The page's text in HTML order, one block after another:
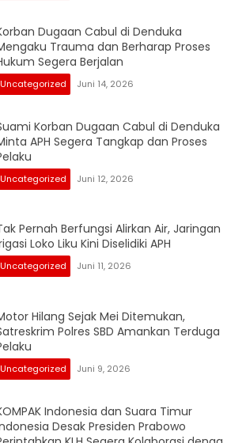
Dugaan Cabul di Denduka
Trauma dan Berharap Proses
Segera Berjalan
Uncategorized Juni 14, 2026
Korban Dugaan Cabul di Denduka
APH Segera Tangkap dan Proses
Uncategorized Juni 12, 2026
Pernah Berfungsi Alirkan Air, Jaringan
Loko Liku Kini Diselidiki APH
Uncategorized Juni 11, 2026
Hilang Sejak Mei Ditemukan,
Polres SBD Amankan Terduga
Uncategorized Juni 9, 2026
Indonesia dan Suara Timur
Desak Presiden Prabowo